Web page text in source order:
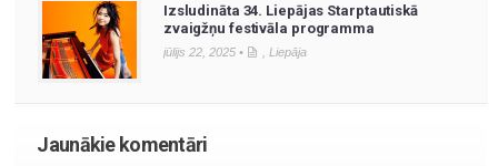
Izsludināta 34. Liepājas Starptautiskā
zvaigžņu festivāla programma
jūlijs 22, 2025 • Liepāja
Jaunākie komentāri